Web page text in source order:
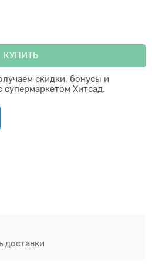
КУПИТЬ
скидки, бонусы и
Хитсад.
доставки